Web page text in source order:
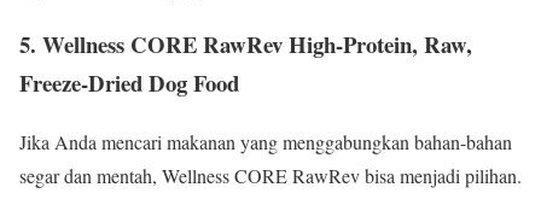
5. Wellness CORE RawRev High-Protein, Raw,
Freeze-Dried Dog Food
Jika Anda mencari makanan yang menggabungkan bahan-bahan
segar dan mentah, Wellness CORE RawRev bisa menjadi pilihan.